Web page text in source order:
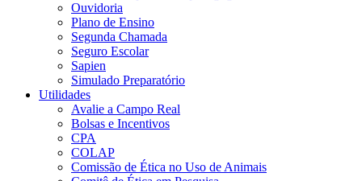
Ouvidoria
Plano de Ensino
Segunda Chamada
Seguro Escolar
Sapien
Simulado Preparatório
Utilidades
Avalie a Campo Real
Bolsas e Incentivos
CPA
COLAP
Comissão de Ética no Uso de Animais